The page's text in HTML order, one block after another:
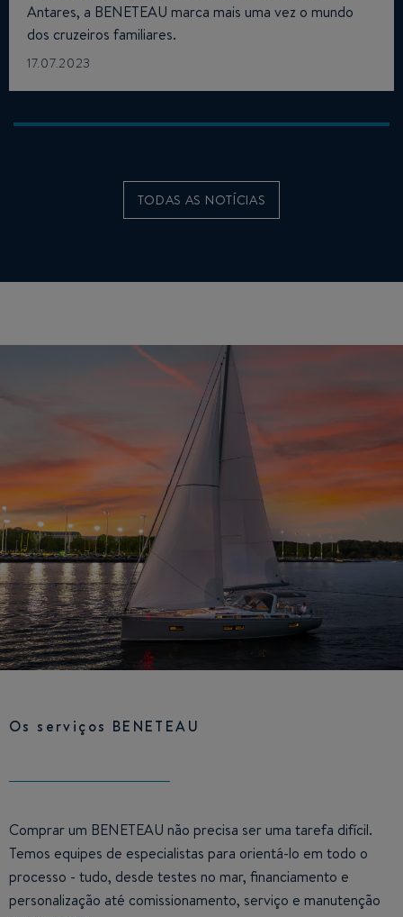
Antares, a BENETEAU marca mais uma vez o mundo
dos cruzeiros familiares.
17.07.2023
TODAS AS NOTÍCIAS
Os serviços BENETEAU
Comprar um BENETEAU não precisa ser uma tarefa difícil.
Temos equipes de especialistas para orientá-lo em todo o
processo - tudo, desde testes no mar, financiamento e
personalização até comissionamento, serviço e manutenção